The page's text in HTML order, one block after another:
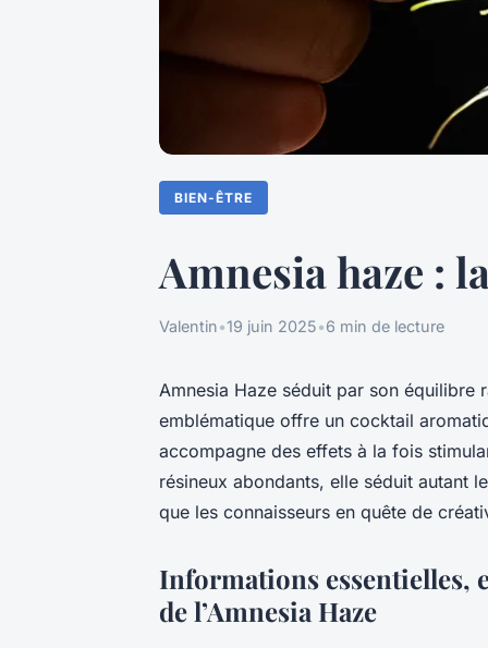
BIEN-ÊTRE
Amnesia haze :
Valentin•19 juin 2025•6 min de lecture
Amnesia Haze séduit par son équilibre
emblématique offre un cocktail
accompagne des effets à la fois
résineux abondants, elle séduit autant
que les connaisseurs en quête de
Informations essentielles,
de l’Amnesia Haze